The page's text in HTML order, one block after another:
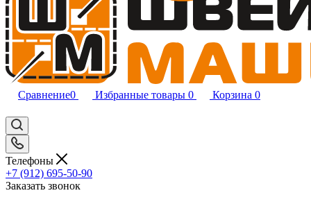
Сравнение0 Избранные товары 0 Корзина 0
Телефоны
+7 (912) 695-50-90
Заказать звонок